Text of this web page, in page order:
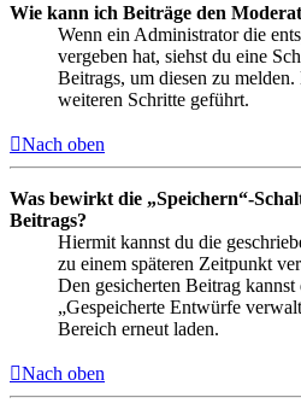
Wie kann ich Beiträge den
Wenn ein Administrator die
vergeben hat, siehst du eine
Beitrags, um diesen zu
weiteren Schritte geführt.
Nach oben
Was bewirkt die „Speichern“-
Beitrags?
Hiermit kannst du die
zu einem späteren Zeitpunkt
Den gesicherten Beitrag
„Gespeicherte Entwürfe
Bereich erneut laden.
Nach oben